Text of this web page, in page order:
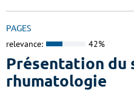
PAGES
relevance: 42%
Présentation du
rhumatologie